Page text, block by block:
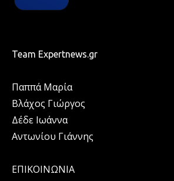
Team Expertnews.gr
Παππά Μαρία
Βλάχος Γιώργος
Δέδε Ιωάννα
Αντωνίου Γιάννης
ΕΠΙΚΟΙΝΩΝΙΑ